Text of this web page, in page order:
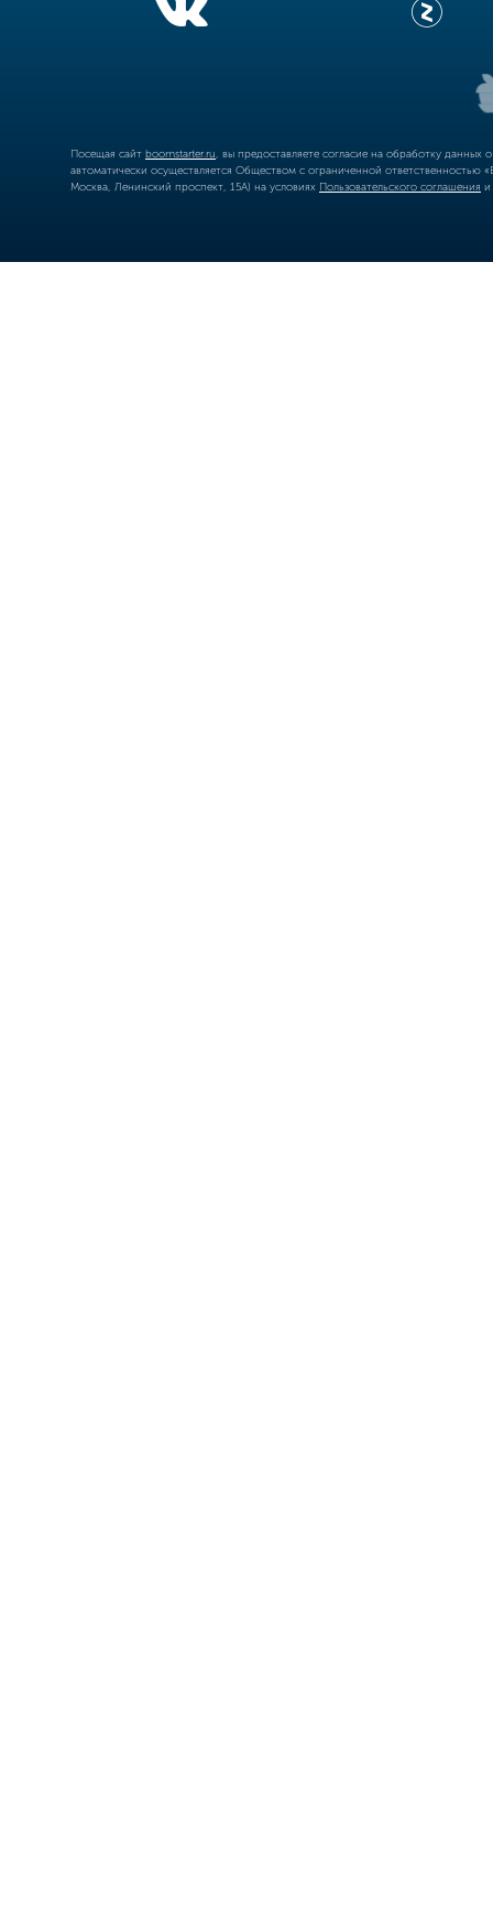
Посещая сайт boomstarter.ru , вы предоставляете согласие на обработку
автоматически осуществляется Обществом с ограниченной
Москва, Ленинский проспект, 15А) на условиях Пользовательского соглашения и